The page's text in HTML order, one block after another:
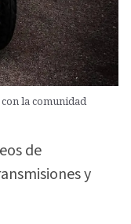
la comunidad
de
y